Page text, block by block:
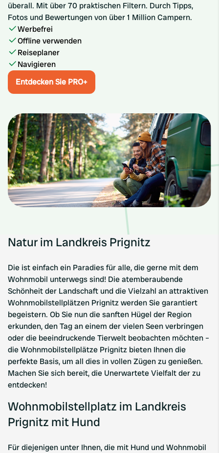
überall. Mit über 70 praktischen Filtern. Durch Tipps,
Fotos und Bewertungen von über 1 Million Campern.
Werbefrei
Offline verwenden
Reiseplaner
Navigieren
Entdecken Sie PRO+
Natur im Landkreis Prignitz
Die ist einfach ein Paradies für alle, die gerne mit dem
Wohnmobil unterwegs sind! Die atemberaubende
Schönheit der Landschaft und die Vielzahl an attraktiven
Wohnmobilstellplätzen Prignitz werden Sie garantiert
begeistern. Ob Sie nun die sanften Hügel der Region
erkunden, den Tag an einem der vielen Seen verbringen
oder die beeindruckende Tierwelt beobachten möchten –
die Wohnmobilstellplätze Prignitz bieten Ihnen die
perfekte Basis, um all dies in vollen Zügen zu genießen.
Machen Sie sich bereit, die Unerwartete Vielfalt der zu
entdecken!
Wohnmobilstellplatz im Landkreis
Prignitz mit Hund
Für diejenigen unter Ihnen, die mit Hund und Wohnmobil